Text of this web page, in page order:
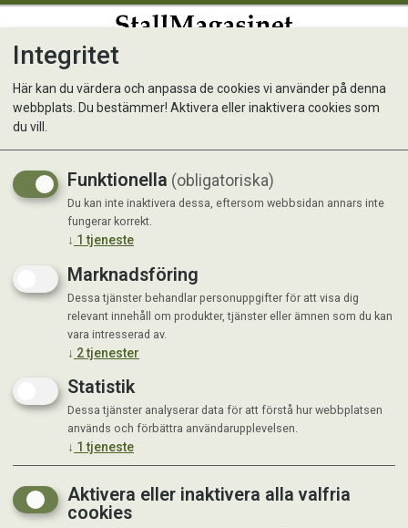
Kål, Grön-, Half Tall
Integritet
Här kan du värdera och anpassa de cookies vi använder på denna
webbplats. Du bestämmer! Aktivera eller inaktivera cookies som
du vill.
Funktionella (obligatoriska)
Du kan inte inaktivera dessa, eftersom webbsidan annars inte
fungerar korrekt.
↓ 1 tjeneste
Marknadsföring
Dessa tjänster behandlar personuppgifter för att visa dig
relevant innehåll om produkter, tjänster eller ämnen som du kan
vara intresserad av.
↓ 2tjenester
Statistik
Dessa tjänster analyserar data för att förstå hur webbplatsen
används och förbättra användarupplevelsen.
↓ 1 tjeneste
Aktivera eller inaktivera alla valfria
cookies